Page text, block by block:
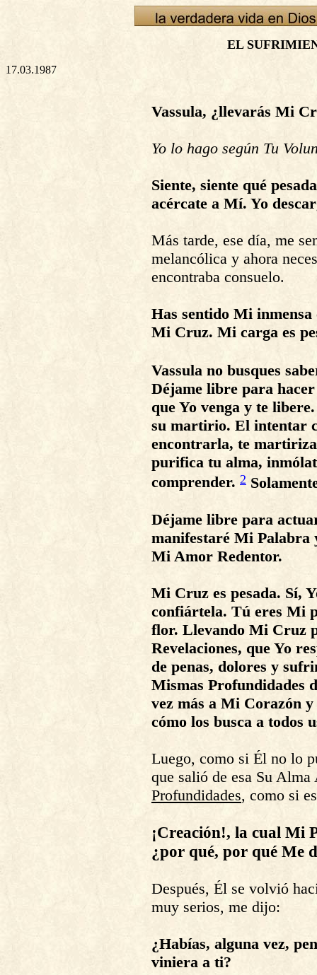
EL
17.03.1987
Vassula, ¿llevarás Mi
Yo lo hago según Tu
Siente, siente qué
acércate a Mí. Yo
Más tarde, ese día, me
melancólica y ahora
encontraba consuelo.
Has sentido Mi
Mi Cruz. Mi carga es
Vassula no busques
Déjame libre para
que Yo venga y te
su martirio. El intentar
encontrarla, te
purifica tu alma,
comprender. 2
Déjame libre para
manifestaré Mi Palabra
Mi Amor Redentor.
Mi Cruz es pesada. Sí,
confiártela. Tú eres Mi
flor. Llevando Mi Cruz
Revelaciones, que Yo
de penas, dolores y
Mismas Profundidades
vez más a Mi Corazón y
cómo los busca a todos
Luego, como si Él no lo
que salió de esa Su
Profundidades, como si
¡Creación!, la cual Mi
¿por qué, por qué Me
Después, Él se volvió
muy serios, me dijo:
¿Habías, alguna vez,
viniera a ti?